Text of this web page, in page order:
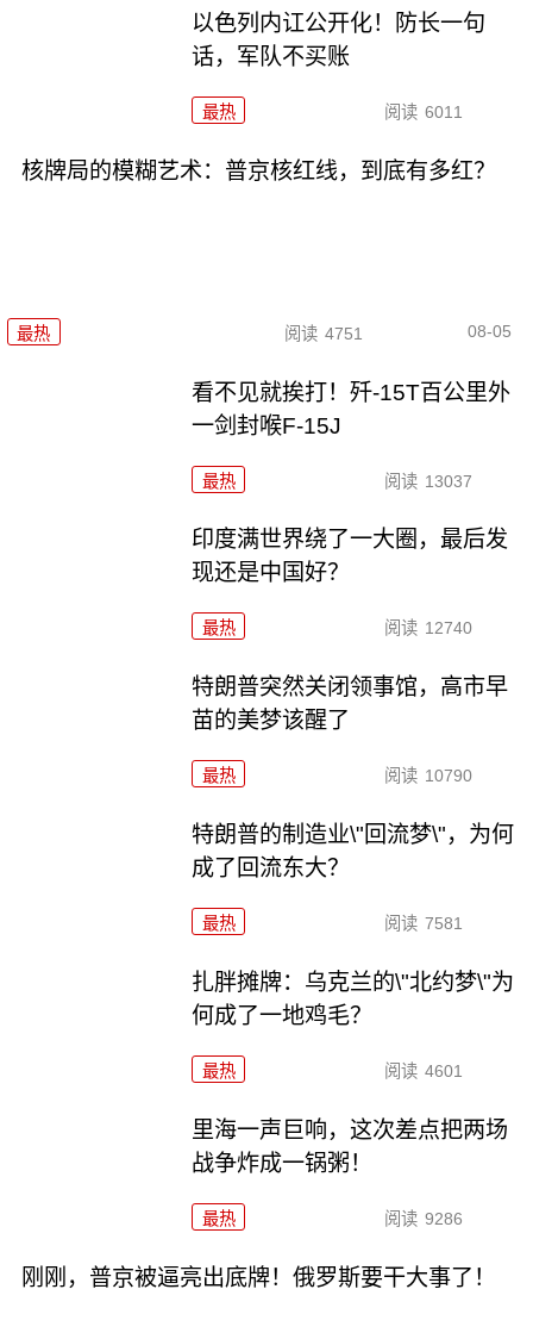
以色列内讧公开化！防长一句
话，军队不买账
最热 阅读 6011
核牌局的模糊艺术：普京核红线，到底有多红？
最热 阅读 4751 08-05
看不见就挨打！歼-15T百公里外
一剑封喉F-15J
最热 阅读 13037
印度满世界绕了一大圈，最后发
现还是中国好？
最热 阅读 12740
特朗普突然关闭领事馆，高市早
苗的美梦该醒了
最热 阅读 10790
特朗普的制造业\"回流梦\"，为何
成了回流东大？
最热 阅读 7581
扎胖摊牌：乌克兰的\"北约梦\"为
何成了一地鸡毛？
最热 阅读 4601
里海一声巨响，这次差点把两场
战争炸成一锅粥！
最热 阅读 9286
刚刚，普京被逼亮出底牌！俄罗斯要干大事了！